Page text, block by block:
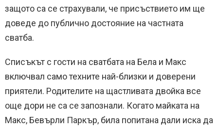
защото са се страхували, че присъствието им ще
доведе до публично достояние на частната
сватба.
Списъкът с гости на сватбата на Бела и Макс
включвал само техните най-близки и доверени
приятели. Родителите на щастливата двойка все
още дори не са се запознали. Когато майката на
Макс, Бевърли Паркър, била попитана дали иска да